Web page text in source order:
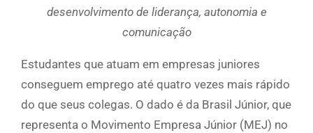
desenvolvimento de liderança, autonomia e
comunicação
Estudantes que atuam em empresas juniores
conseguem emprego até quatro vezes mais rápido
do que seus colegas. O dado é da Brasil Júnior, que
representa o Movimento Empresa Júnior (MEJ) no